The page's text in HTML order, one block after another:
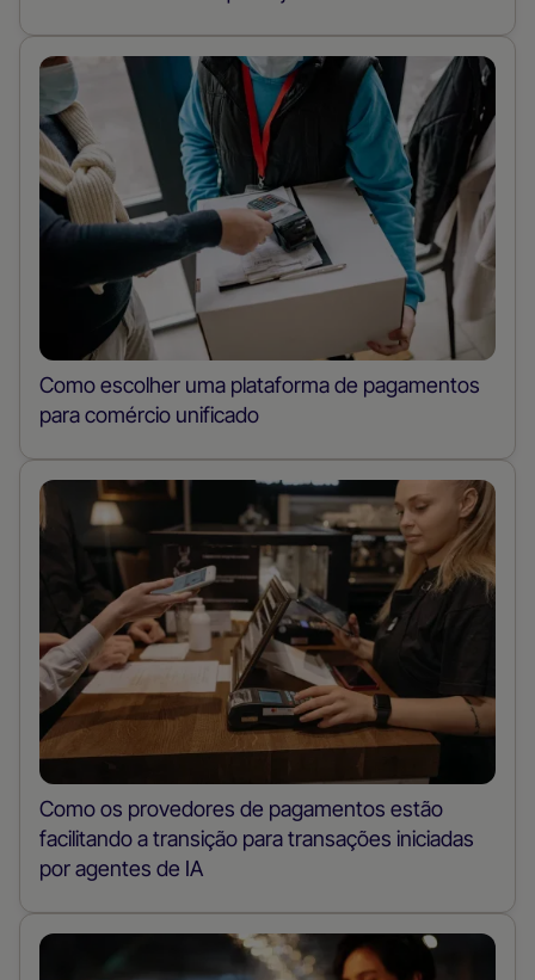
Como escolher uma plataforma de pagamentos
para comércio unificado
Como os provedores de pagamentos estão
facilitando a transição para transações iniciadas
por agentes de IA